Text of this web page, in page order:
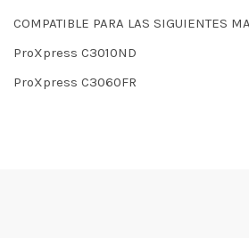
COMPATIBLE PARA LAS SIGUIENTES
ProXpress C3010ND
ProXpress C3060FR